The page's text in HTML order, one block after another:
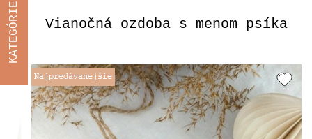
Vianočná ozdoba s menom psíka
KATEGÓRIE